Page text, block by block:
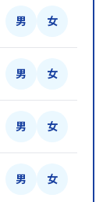
男 女
男 女
男 女
男 女